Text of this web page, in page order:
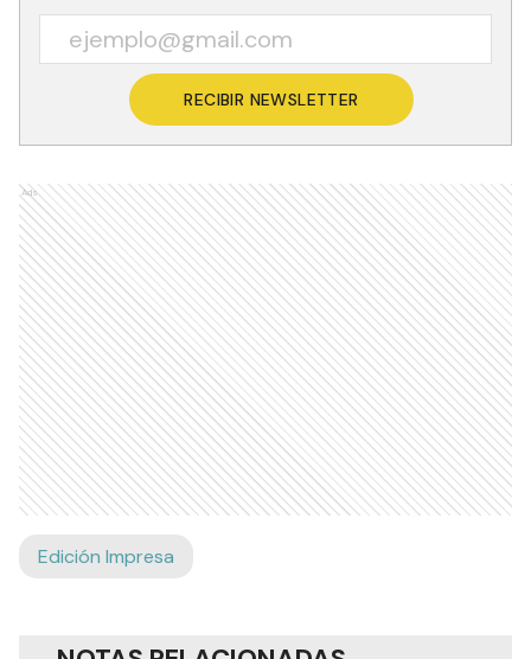
RECIBIR NEWSLETTER
Ads
Edición Impresa